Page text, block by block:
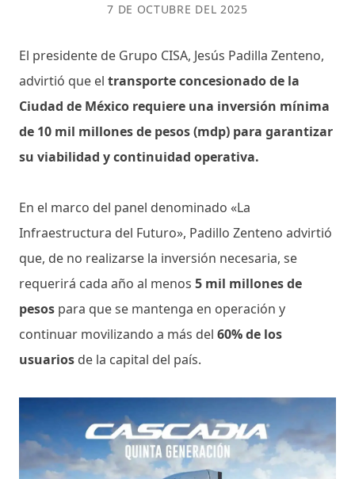
7 DE OCTUBRE DEL 2025
El presidente de Grupo CISA, Jesús Padilla Zenteno,
advirtió que el transporte concesionado de la
Ciudad de México requiere una inversión mínima
de 10 mil millones de pesos (mdp) para garantizar
su viabilidad y continuidad operativa.
En el marco del panel denominado «La
Infraestructura del Futuro», Padillo Zenteno advirtió
que, de no realizarse la inversión necesaria, se
requerirá cada año al menos 5 mil millones de
pesos para que se mantenga en operación y
continuar movilizando a más del 60% de los
usuarios de la capital del país.